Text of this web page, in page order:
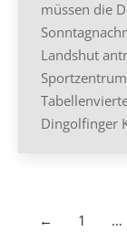
müssen die
Landshut
Dingolfinger
← 1 …